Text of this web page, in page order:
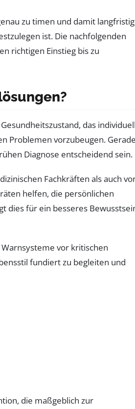
zu timen und damit
ist. Die nachfolgenden
richtigen Einstieg bis zu
das
Problemen vorzubeugen.
Diagnose entscheidend sein.
Fachkräften als auch
helfen, die persönlichen
dies für ein besseres
vor kritischen
fundiert zu begleiten und
die maßgeblich zur